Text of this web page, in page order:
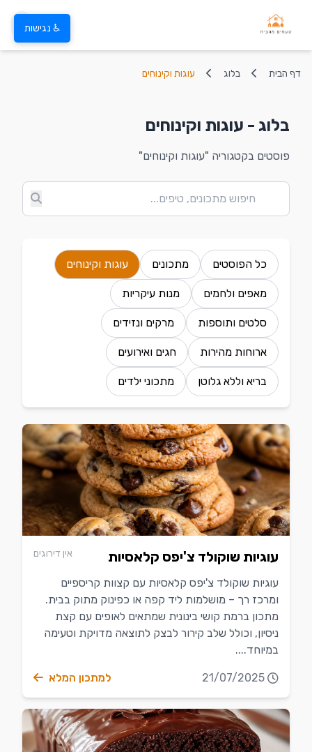
דף הבית בלוג עוגות וקינוחים
בלוג - עוגות וקינוחים
פוסטים בקטגוריה "עוגות וקינוחים"
כל הפוסטים מתכונים עוגות וקינוחים
מאפים ולחמים מנות עיקריות
סלטים ותוספות מרקים ונזידים
ארוחות מהירות חגים ואירועים
בריא וללא גלוטן מתכוני ילדים
עוגיות שוקולד צ'יפס קלאסיות אין דירוגים
עוגיות שוקולד צ'יפס קלאסיות עם קצוות קריספיים
ומרכז רך – מושלמות ליד קפה או כפינוק מתוק בבית.
מתכון ברמת קושי בינונית שמתאים לאופים עם קצת
ניסיון, וכולל שלב קירור לבצק לתוצאה מדויקת וטעימה
במיוחד....
21/07/2025 למתכון המלא
♿ נגישות